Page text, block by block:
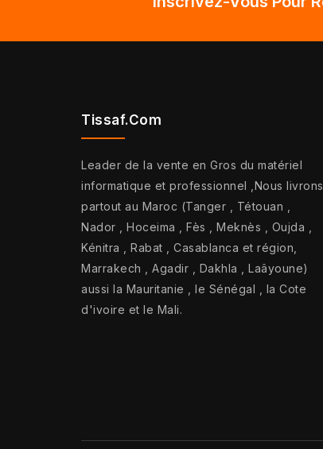
Tissaf.com
Leader de la vente en Gros du matériel
informatique et professionnel ,Nous livrons
partout au Maroc (Tanger , Tétouan ,
Nador , Hoceima , Fès , Meknès , Oujda ,
Kénitra , Rabat , Casablanca et région,
Marrakech , Agadir , Dakhla , Laâyoune)
aussi la Mauritanie , le Sénégal , la Cote
d'ivoire et le Mali.